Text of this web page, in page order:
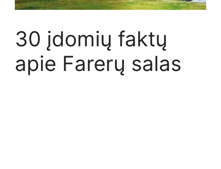
30 įdomių faktų
apie Farerų salas